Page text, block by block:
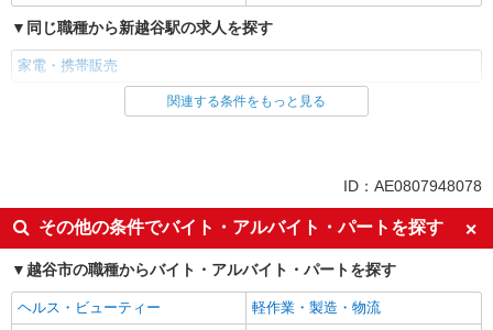
同じ職種から新越谷駅の求人を探す
家電・携帯販売
同じ雇用形態から新越谷駅の求人を探す
即日勤務OK
履歴書不要
Web面接OK
未経験歓迎
ミドル（40代～）活躍中
英語が活かせる
語学力を活かせる（英語以外）
高収入・高額
関連する条件をもっと見る
ID：AE0807948078
その他の条件でバイト・アルバイト・パートを探す
越谷市の職種からバイト・アルバイト・パートを探す
ヘルス・ビューティー
軽作業・製造・物流